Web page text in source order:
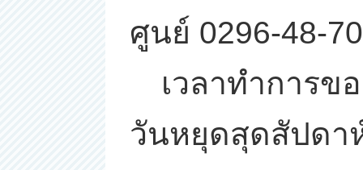
ศูนย์ 0296-48-
เวลาทำการข
วันหยุดสุดสัปดา